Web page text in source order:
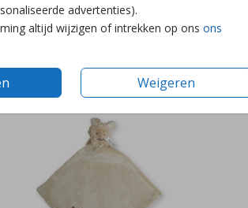
advertenties).
altijd wijzigen of intrekken op ons ons
Weigeren